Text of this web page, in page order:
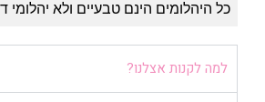
כל היהלומים הינם טבעיים ולא יהלומי
למה לקנות אצלנו?